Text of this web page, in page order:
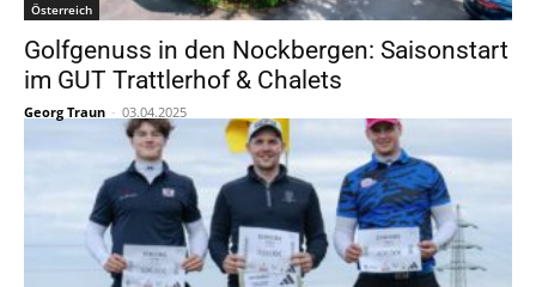
Österreich
Golfgenuss in den Nockbergen: Saisonstart
im GUT Trattlerhof & Chalets
Georg Traun - 03.04.2025